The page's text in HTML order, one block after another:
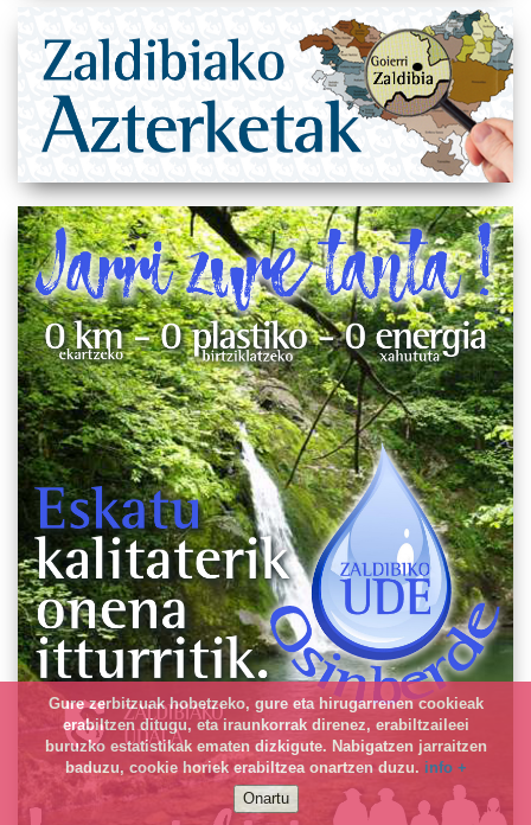
Gure zerbitzuak hobetzeko, gure eta hirugarrenen cookieak
erabiltzen ditugu, eta iraunkorrak direnez, erabiltzaileei
buruzko estatistikak ematen dizkigute. Nabigatzen jarraitzen
baduzu, cookie horiek erabiltzea onartzen duzu. info +